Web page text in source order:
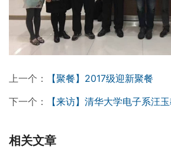
上一个：
【聚餐】2017级迎新聚餐
下一个：
【来访】清华大学电子系汪
相关文章